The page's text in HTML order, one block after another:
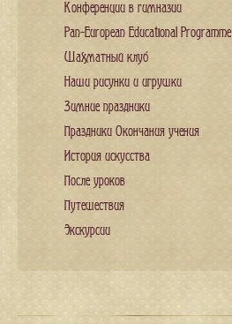
Конференции в гимназии
Pan-European Educational Programme
Шахматный клуб
Наши рисунки и игрушки
Зимние праздники
Праздники Окончания учения
История искусства
После уроков
Путешествия
Экскурсии